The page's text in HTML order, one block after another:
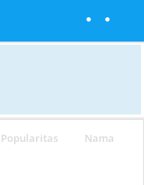
Popularitas Nama